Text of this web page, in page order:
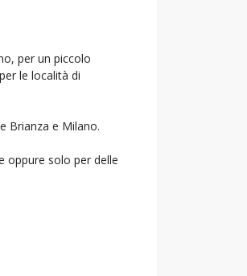
per un piccolo
le località di
Brianza e Milano.
oppure solo per delle